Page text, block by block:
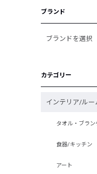
ブランド
ブランドを選択
カテゴリー
インテリア/ルー
タオル・ブラン
食器/キッチン
アート